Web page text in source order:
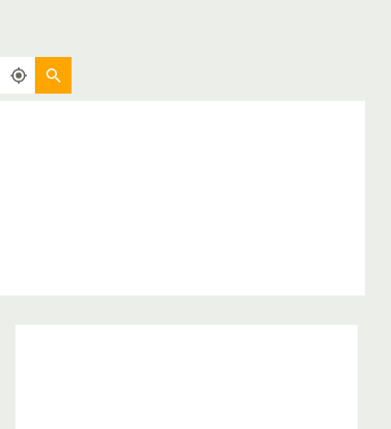
Aktuellen Standort verwenden